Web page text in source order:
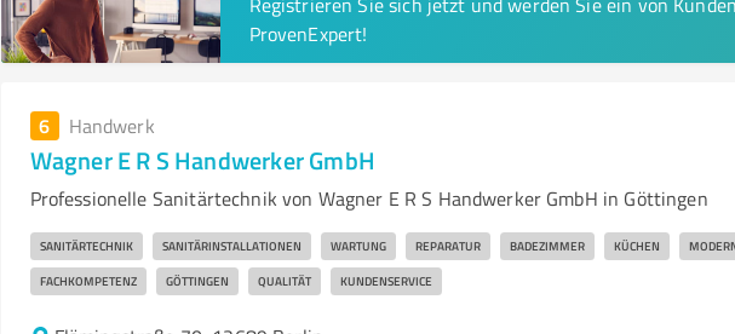
ProvenExpert!
6 Handwerk
Wagner E R S Handwerker GmbH
Professionelle Sanitärtechnik von Wagner E R S Handwerker GmbH in Göttingen
SANITÄRTECHNIK SANITÄRINSTALLATIONEN WARTUNG REPARATUR BADEZIMMER KÜCHEN
FACHKOMPETENZ GÖTTINGEN QUALITÄT KUNDENSERVICE